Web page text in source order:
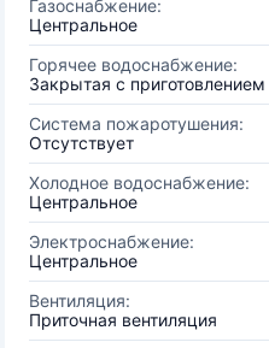
Газоснабжение:
Центральное
Горячее водоснабжение:
Закрытая с
Система пожаротушения:
Отсутствует
Холодное водоснабжение:
Центральное
Электроснабжение:
Центральное
Вентиляция:
Приточная вентиляция